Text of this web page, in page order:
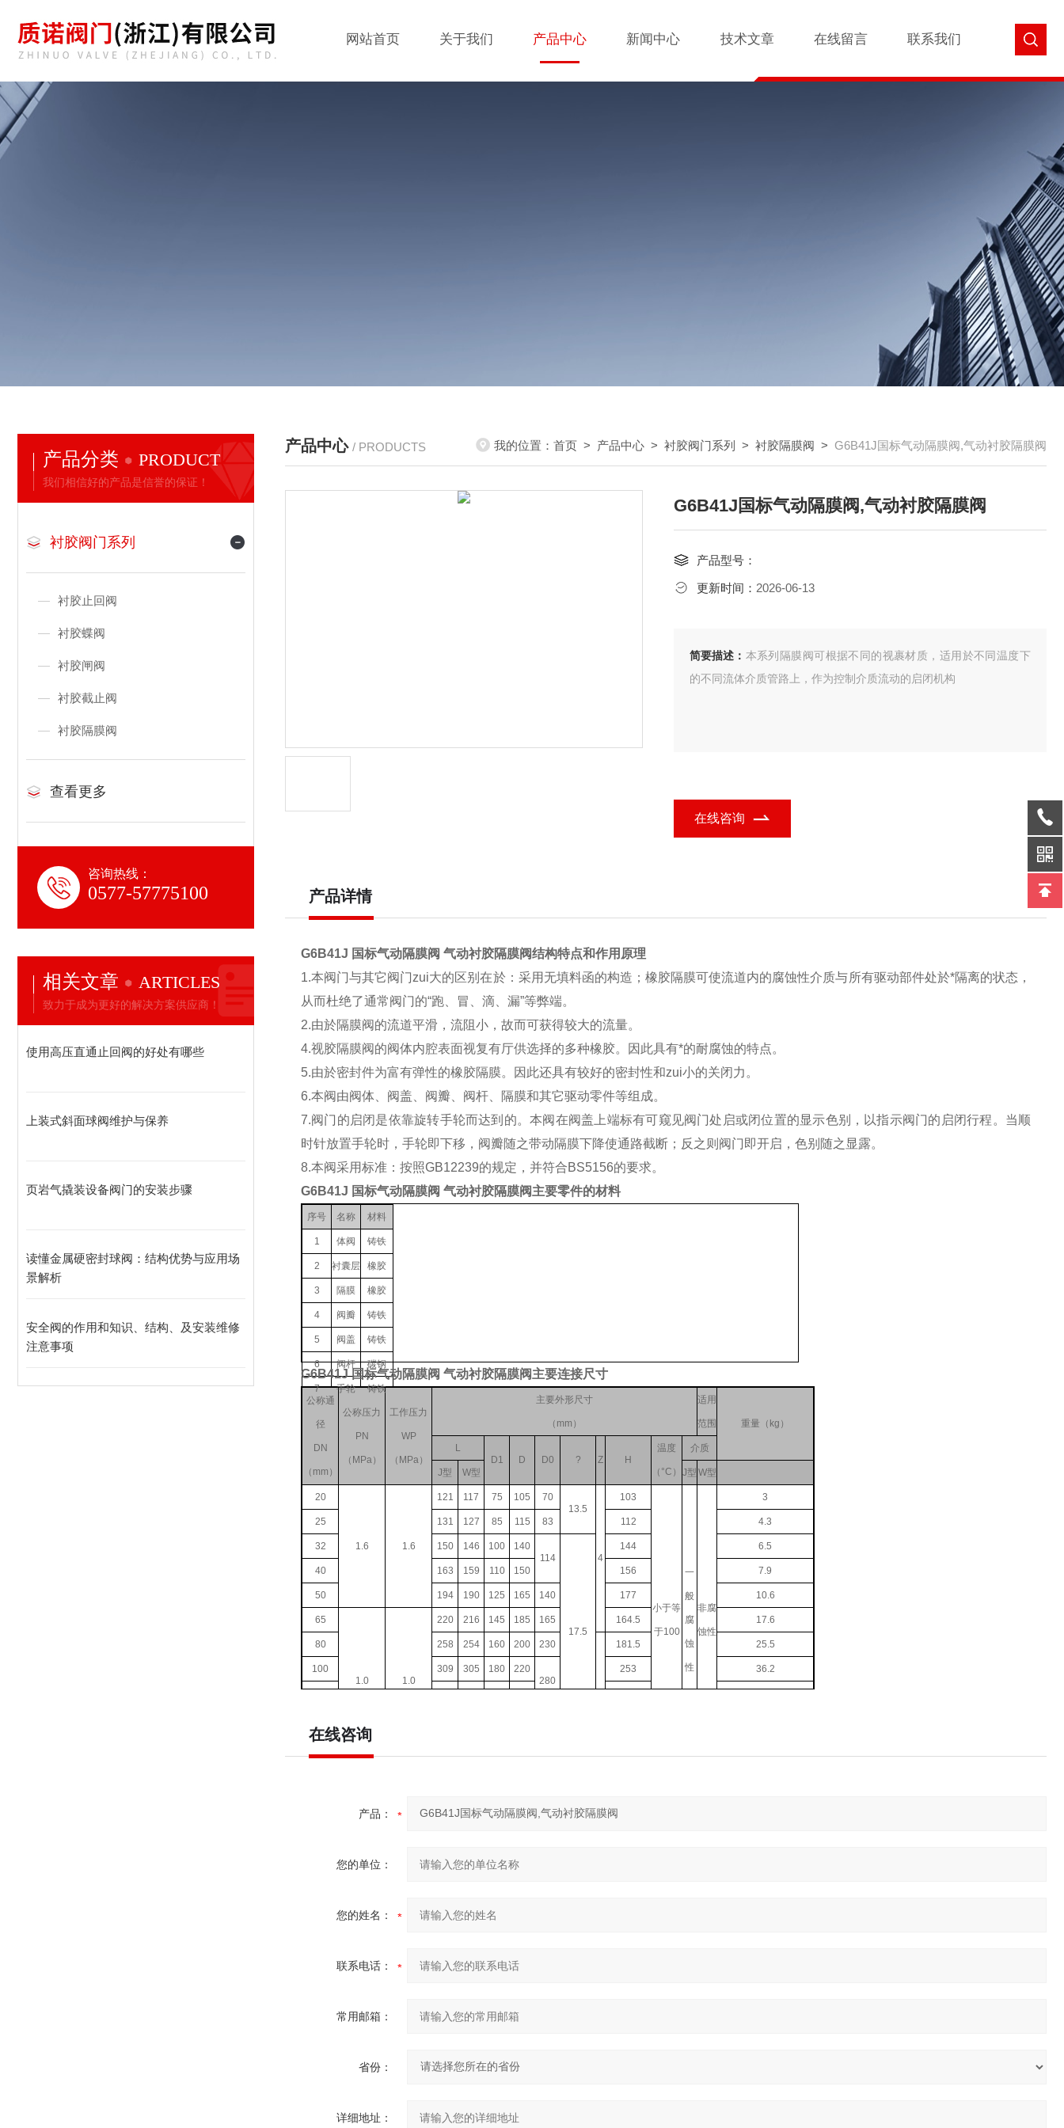
网站首页 关于我们 产品中心 新闻中心 技术文章 在线留言 联系我们
产品分类 PRODUCT
我们相信好的产品是信誉的保证！
衬胶阀门系列
衬胶止回阀
衬胶蝶阀
衬胶闸阀
衬胶截止阀
衬胶隔膜阀
查看更多
咨询热线：
0577-57775100
相关文章 ARTICLES
致力于成为更好的解决方案供应商！
使用高压直通止回阀的好处有哪些
上装式斜面球阀维护与保养
页岩气撬装设备阀门的安装步骤
读懂金属硬密封球阀：结构优势与应用场
景解析
安全阀的作用和知识、结构、及安装维修
注意事项
产品中心 / PRODUCTS 我的位置： 首页 > 产品中心 > 衬胶阀门系列 > 衬胶隔膜阀 > G6B41J国标气动隔膜阀,气动衬胶隔膜阀
G6B41J国标气动隔膜阀,气动衬胶隔膜阀
产品型号：
更新时间： 2026-06-13
简要描述： 本系列隔膜阀可根据不同的视裹材质，适用於不同温度下
的不同流体介质管路上，作为控制介质流动的启闭机构
在线咨询
产品详情
G6B41J 国标气动隔膜阀 气动衬胶隔膜阀结构特点和作用原理
1.本阀门与其它阀门zui大的区别在於：采用无填料函的构造；橡胶隔膜可使流道内的腐蚀性介质与所有驱动部件处於*隔离的状态，
从而杜绝了通常阀门的“跑、冒、滴、漏”等弊端。
2.由於隔膜阀的流道平滑，流阻小，故而可获得较大的流量。
4.视胶隔膜阀的阀体内腔表面视复有厅供选择的多种橡胶。因此具有*的耐腐蚀的特点。
5.由於密封件为富有弹性的橡胶隔膜。因此还具有较好的密封性和zui小的关闭力。
6.本阀由阀体、阀盖、阀瓣、阀杆、隔膜和其它驱动零件等组成。
7.阀门的启闭是依靠旋转手轮而达到的。本阀在阀盖上端标有可窥见阀门处启或闭位置的显示色别，以指示阀门的启闭行程。当顺
时针放置手轮时，手轮即下移，阀瓣随之带动隔膜下降使通路截断；反之则阀门即开启，色别随之显露。
8.本阀采用标准：按照GB12239的规定，并符合BS5156的要求。
G6B41J 国标气动隔膜阀 气动衬胶隔膜阀主要零件的材料
序号 名称 材料
1 体阀 铸铁
2 衬囊层 橡胶
3 隔膜 橡胶
4 阀瓣 铸铁
5 阀盖 铸铁
6 阀杆 碳钢
7 手轮 铸铁
G6B41J 国标气动隔膜阀 气动衬胶隔膜阀主要连接尺寸
公称通
径
DN
（mm）
公称压力
PN
（MPa）
工作压力
WP
（MPa）
主要外形尺寸
（mm）
适用
范围 重量（kg）
L
D1
D D0 ? Z H
温度
（°C）
介质
J型 W型 J型 W型
20
1.6 1.6
121 117 75 105
70
13.5
4
103
小于等
于100
一
般
腐
蚀
性
非腐
蚀性
3
25 131 127 85 115 83 112 4.3
32 150 146 100
140
114
17.5
144 6.5
40 163 159 110 150 156 7.9
50 194 190 125 165 140 177 10.6
65
1.0 1.0
220 216 145 185 165 164.5 17.6
80 258 254 160 200 230 181.5 25.5
100 309 305 180
220
280
253 36.2
200
在线咨询
产品：
您的单位：
您的姓名：
联系电话：
常用邮箱：
省份：
详细地址：